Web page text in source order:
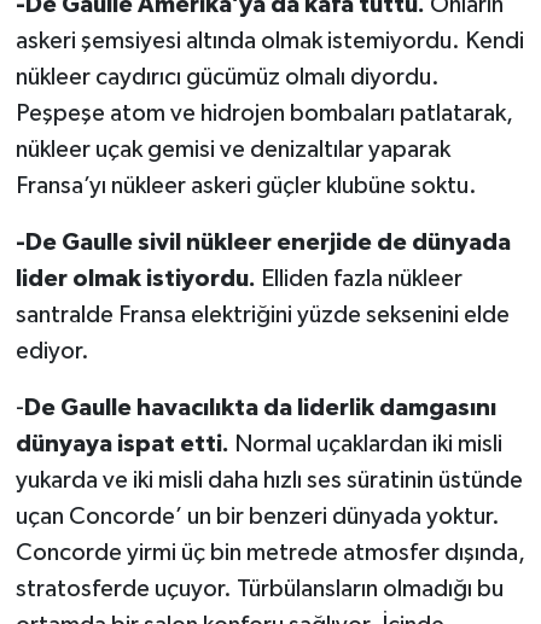
askeri şemsiyesi altında olmak istemiyordu. Kendi
nükleer caydırıcı gücümüz olmalı diyordu.
Peşpeşe atom ve hidrojen bombaları patlatarak,
nükleer uçak gemisi ve denizaltılar yaparak
Fransa’yı nükleer askeri güçler klubüne soktu.
-De Gaulle sivil nükleer enerjide de dünyada
lider olmak istiyordu. Elliden fazla nükleer
santralde Fransa elektriğini yüzde seksenini elde
ediyor.
- De Gaulle havacılıkta da liderlik damgasını
dünyaya ispat etti. Normal uçaklardan iki misli
yukarda ve iki misli daha hızlı ses süratinin üstünde
uçan Concorde’ un bir benzeri dünyada yoktur.
Concorde yirmi üç bin metrede atmosfer dışında,
stratosferde uçuyor. Türbülansların olmadığı bu